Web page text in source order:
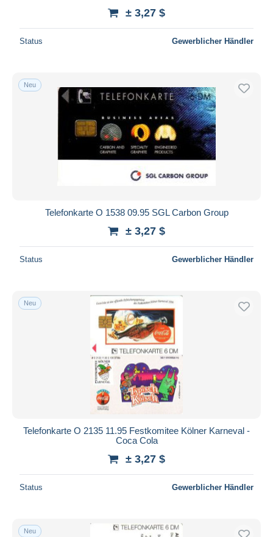
± 3,27 $
Status Gewerblicher Händler
Neu
Telefonkarte O 1538 09.95 SGL Carbon Group
± 3,27 $
Status Gewerblicher Händler
Neu
Telefonkarte O 2135 11.95 Festkomitee Kölner Karneval -
Coca Cola
± 3,27 $
Status Gewerblicher Händler
Neu